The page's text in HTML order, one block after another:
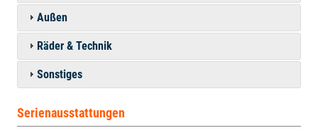
Außen
Räder & Technik
Sonstiges
Serienausstattungen